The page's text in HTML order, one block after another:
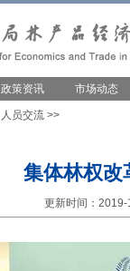
政策资讯 市场动态
人员交流 >>
集体林权改
更新时间：